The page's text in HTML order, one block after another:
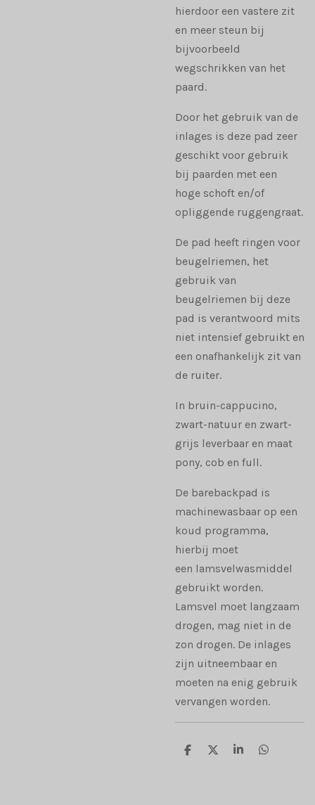
hierdoor een vastere zit
en meer steun bij
bijvoorbeeld
wegschrikken van het
paard.
Door het gebruik van de
inlages is deze pad zeer
geschikt voor gebruik
bij paarden met een
hoge schoft en/of
opliggende ruggengraat.
De pad heeft ringen voor
beugelriemen, het
gebruik van
beugelriemen bij deze
pad is verantwoord mits
niet intensief gebruikt en
een onafhankelijk zit van
de ruiter.
In bruin-cappucino,
zwart-natuur en zwart-
grijs leverbaar en maat
pony, cob en full.
De barebackpad is
machinewasbaar op een
koud programma,
hierbij moet
een lamsvelwasmiddel
gebruikt worden.
Lamsvel moet langzaam
drogen, mag niet in de
zon drogen. De inlages
zijn uitneembaar en
moeten na enig gebruik
vervangen worden.
D
D
S
D